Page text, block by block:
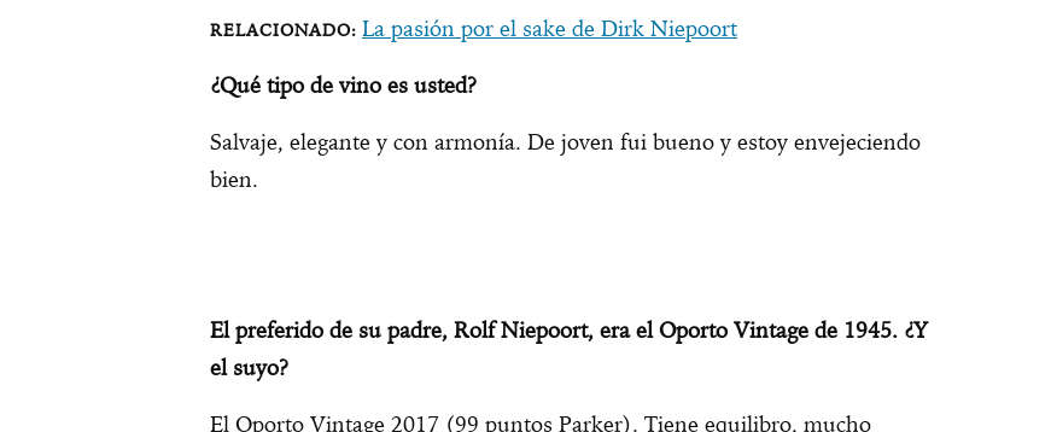
La pasión por el sake de Dirk Niepoort
¿Qué tipo de vino es usted?
Salvaje, elegante y con armonía. De joven fui bueno y estoy envejeciendo
bien.
El preferido de su padre, Rolf Niepoort, era el Oporto Vintage de 1945. ¿Y
el suyo?
El Oporto Vintage 2017 (99 puntos Parker). Tiene equilibro, mucho